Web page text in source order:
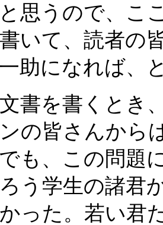
思うので、こ
いて、読者の
助になれば、
書を書くとき
の皆さんから
も、この問題
う学生の諸君
った。若い君